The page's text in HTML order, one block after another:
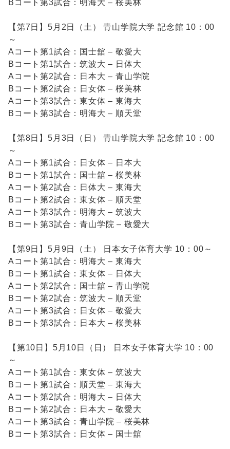
Bコート第3試合：明海大 – 桜美林
【第7日】5月2日（土） 青山学院大学 記念館 10：00
～
Aコート第1試合：国士舘 – 敬愛大
Bコート第1試合：筑波大 – 日体大
Aコート第2試合：日本大 – 青山学院
Bコート第2試合：日女体 – 桜美林
Aコート第3試合：東女体 – 東海大
Bコート第3試合：明海大 – 順天堂
【第8日】5月3日（日） 青山学院大学 記念館 10：00
～
Aコート第1試合：日女体 – 日本大
Bコート第1試合：国士舘 – 桜美林
Aコート第2試合：日体大 – 東海大
Bコート第2試合：東女体 – 順天堂
Aコート第3試合：明海大 – 筑波大
Bコート第3試合：青山学院 – 敬愛大
【第9日】5月9日（土） 日本女子体育大学 10：00～
Aコート第1試合：明海大 – 東海大
Bコート第1試合：東女体 – 日体大
Aコート第2試合：国士舘 – 青山学院
Bコート第2試合：筑波大 – 順天堂
Aコート第3試合：日女体 – 敬愛大
Bコート第3試合：日本大 – 桜美林
【第10日】5月10日（日） 日本女子体育大学 10：00
～
Aコート第1試合：東女体 – 筑波大
Bコート第1試合：順天堂 – 東海大
Aコート第2試合：明海大 – 日体大
Bコート第2試合：日本大 – 敬愛大
Aコート第3試合：青山学院 – 桜美林
Bコート第3試合：日女体 – 国士舘